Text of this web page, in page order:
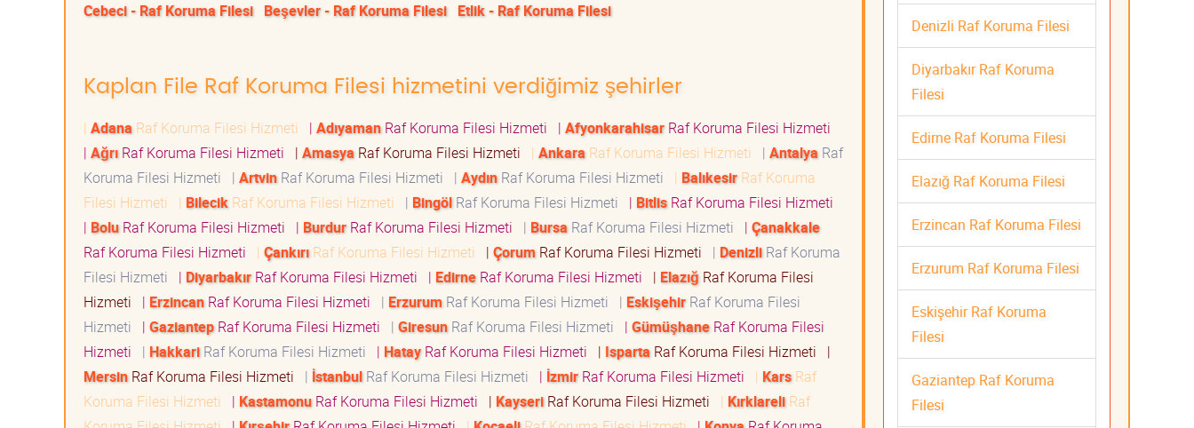
Cebeci - Raf Koruma Filesi Beşevler - Raf Koruma Filesi Etlik - Raf Koruma Filesi
Kaplan File Raf Koruma Filesi hizmetini verdiğimiz şehirler
| Adana Raf Koruma Filesi Hizmeti | AdıyamanRaf Koruma Filesi Hizmeti | Afyonkarahisar Raf Koruma Filesi Hizmeti
| AğrıRaf Koruma Filesi Hizmeti | Amasya Raf Koruma Filesi Hizmeti | Ankara Raf Koruma Filesi Hizmeti | Antalya Raf
Koruma Filesi Hizmeti
| ArtvinRaf Koruma Filesi Hizmeti | AydınRaf Koruma Filesi Hizmeti | Balıkesir Raf Koruma
Filesi Hizmeti
| Bilecik Raf Koruma Filesi Hizmeti | BingölRaf Koruma Filesi Hizmeti | BitlisRaf Koruma Filesi Hizmeti
| BoluRaf Koruma Filesi Hizmeti | Burdur Raf Koruma Filesi Hizmeti | Bursa Raf Koruma Filesi Hizmeti | Çanakkale
Raf Koruma Filesi Hizmeti
| ÇankırıRaf Koruma Filesi Hizmeti | ÇorumRaf Koruma Filesi Hizmeti | DenizliRaf Koruma
Filesi Hizmeti
| Diyarbakır Raf Koruma Filesi Hizmeti | EdirneRaf Koruma Filesi Hizmeti | Elazığ Raf Koruma Filesi
Hizmeti
| ErzincanRaf Koruma Filesi Hizmeti | ErzurumRaf Koruma Filesi Hizmeti | Eskişehir Raf Koruma Filesi
Hizmeti
| GaziantepRaf Koruma Filesi Hizmeti | GiresunRaf Koruma Filesi Hizmeti | GümüşhaneRaf Koruma Filesi
Hizmeti
| HakkariRaf Koruma Filesi Hizmeti | HatayRaf Koruma Filesi Hizmeti | Isparta Raf Koruma Filesi Hizmeti
|
MersinRaf Koruma Filesi Hizmeti | İstanbulRaf Koruma Filesi Hizmeti | İzmir Raf Koruma Filesi Hizmeti | KarsRaf
Koruma Filesi Hizmeti
| KastamonuRaf Koruma Filesi Hizmeti | KayseriRaf Koruma Filesi Hizmeti | KırklareliRaf
Denizli Raf Koruma Filesi
Diyarbakır Raf Koruma
Filesi
Edirne Raf Koruma Filesi
Elazığ Raf Koruma Filesi
Erzincan Raf Koruma Filesi
Erzurum Raf Koruma Filesi
Eskişehir Raf Koruma
Filesi
Gaziantep Raf Koruma
Filesi